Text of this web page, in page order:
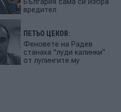
вредител
ПЕТЬО ЦЕКОВ:
Феновете на Радев
станаха "луди калинки"
от лупингите му